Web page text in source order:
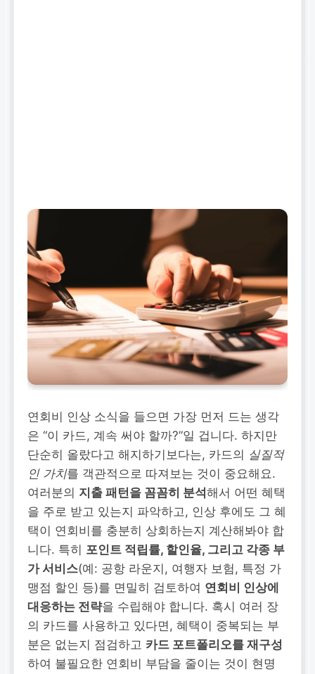
연회비 인상 소식을 들으면 가장 먼저 드는 생각
은 “이 카드, 계속 써야 할까?”일 겁니다. 하지만
단순히 올랐다고 해지하기보다는, 카드의 실질적
인 가치를 객관적으로 따져보는 것이 중요해요.
여러분의 지출 패턴을 꼼꼼히 분석해서 어떤 혜택
을 주로 받고 있는지 파악하고, 인상 후에도 그 혜
택이 연회비를 충분히 상회하는지 계산해봐야 합
니다. 특히 포인트 적립률, 할인율, 그리고 각종 부
가 서비스(예: 공항 라운지, 여행자 보험, 특정 가
맹점 할인 등)를 면밀히 검토하여 연회비 인상에
대응하는 전략을 수립해야 합니다. 혹시 여러 장
의 카드를 사용하고 있다면, 혜택이 중복되는 부
분은 없는지 점검하고 카드 포트폴리오를 재구성
하여 불필요한 연회비 부담을 줄이는 것이 현명